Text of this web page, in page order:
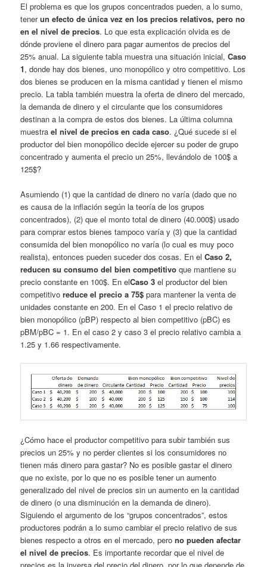
El problema es que los grupos concentrados pueden, a lo sumo,
tenerun efecto de única vez en los precios relativos, pero no
en el nivel de precios. Lo que esta explicación olvida es de
dónde proviene el dinero para pagar aumentos de precios del
25% anual. La siguiente tabla muestra una situación inicial,Caso
1, donde hay dos bienes, uno monopólico y otro competitivo. Los
dos bienes se producen en la misma cantidad y tienen el mismo
precio. La tabla también muestra la oferta de dinero del mercado,
la demanda de dinero y el circulante que los consumidores
destinan a la compra de estos dos bienes. La última columna
muestrael nivel de precios en cada caso. ¿Qué sucede si el
productor del bien monopólico decide ejercer su poder de grupo
concentrado y aumenta el precio un 25%, llevándolo de 100$ a
125$?
Asumiendo (1) que la cantidad de dinero no varía (dado que no
es causa de la inflación según la teoría de los grupos
concentrados), (2) que el monto total de dinero (40.000$) usado
para comprar estos bienes tampoco varía y (3) que la cantidad
consumida del bien monopólico no varía (lo cual es muy poco
realista), entonces pueden suceder dos cosas. En elCaso 2,
reducen su consumo del bien competitivo que mantiene su
precio constante en 100$. En elCaso 3 el productor del bien
competitivoreduce el precio a 75$ para mantener la venta de
unidades constante en 200. En el Caso 1 el precio relativo de
bien monopólico (pBP) respecto al bien competitivo (pBC) es
pBM/pBC = 1. En el caso 2 y caso 3 el precio relativo cambia a
1.25 y 1.66 respectivamente.
¿Cómo hace el productor competitivo para subir también sus
precios un 25% y no perder clientes si los consumidores no
tienen más dinero para gastar? No es posible gastar el dinero
que no existe, por lo que no es posible tener un aumento
generalizado del nivel de precios sin un aumento en la cantidad
de dinero (o una disminución en la demanda de dinero).
Siguiendo el argumento de los “grupos concentrados”, estos
productores podrán a lo sumo cambiar el precio relativo de sus
bienes respecto a otros en el mercado, perono pueden afectar
el nivel de precios. Es importante recordar que el nivel de
precios es la inversa del precio del dinero, por lo que depende de